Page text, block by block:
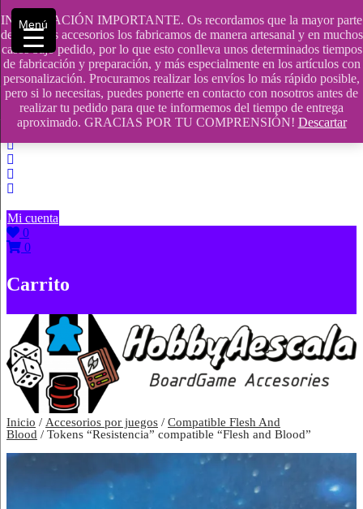
INFORMACIÓN IMPORTANTE. Os recordamos que la mayor parte
de nuestros accesorios los fabricamos de manera artesanal y en muchos
casos bajo pedido, por lo que esto conlleva unos determinados tiempos
de fabricación y preparación, y más especialmente en los artículos con
personalización. Procuramos realizar los envíos lo más rápido posible,
pero si lo necesitas, puedes ponerte en contacto con nosotros antes de
realizar tu pedido para que te informemos del tiempo de entrega
aproximado. GRACIAS POR TU COMPRENSIÓN! Descartar
Saltar
contenido
609241475 SOLO DE 10:00 a 14:00
info@hobbyaescala.com
San Fernando de Henares
10:00 - 14:00
Mi cuenta
0
0
Carrito
Inicio / Accesorios por juegos / Compatible Flesh And
Blood / Tokens “Resistencia” compatible “Flesh and Blood”
Menú